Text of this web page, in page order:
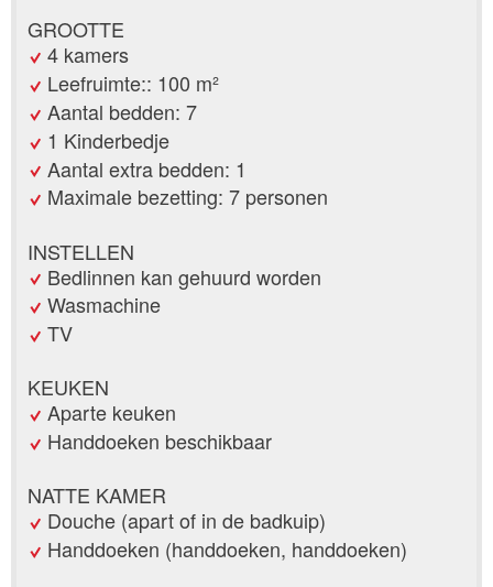
GROOTTE
4 kamers
Leefruimte:: 100 m²
Aantal bedden: 7
1 Kinderbedje
Aantal extra bedden: 1
Maximale bezetting: 7 personen
INSTELLEN
Bedlinnen kan gehuurd worden
Wasmachine
TV
KEUKEN
Aparte keuken
Handdoeken beschikbaar
NATTE KAMER
Douche (apart of in de badkuip)
Handdoeken (handdoeken, handdoeken)